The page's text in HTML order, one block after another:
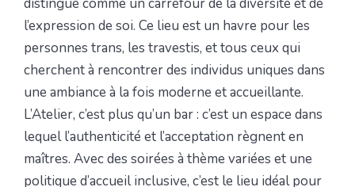
l’expression de soi. Ce lieu est un havre pour les
personnes trans, les travestis, et tous ceux qui
cherchent à rencontrer des individus uniques dans
une ambiance à la fois moderne et accueillante.
L’Atelier, c’est plus qu’un bar : c’est un espace dans
lequel l’authenticité et l’acceptation règnent en
maîtres. Avec des soirées à thème variées et une
politique d’accueil inclusive, c’est le lieu idéal pour